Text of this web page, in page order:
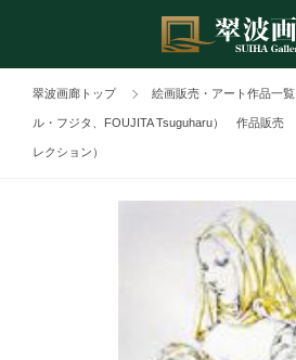
翠波画廊トップ 絵画販売・アート作品一覧
ル・フジタ、FOUJITA Tsuguharu） 作品販売
レクション）